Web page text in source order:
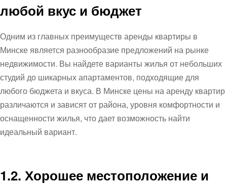
любой вкус и бюджет
Одним из главных преимуществ аренды квартиры в
Минске является разнообразие предложений на рынке
недвижимости. Вы найдете варианты жилья от небольших
студий до шикарных апартаментов, подходящие для
любого бюджета и вкуса. В Минске цены на аренду квартир
различаются и зависят от района, уровня комфортности и
оснащенности жилья, что дает возможность найти
идеальный вариант.
1.2. Хорошее местоположение и